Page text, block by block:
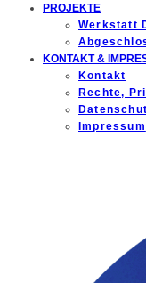
PROJEKTE
Werkstatt
KONTAKT &
Kontakt
Rechte,
Impressum